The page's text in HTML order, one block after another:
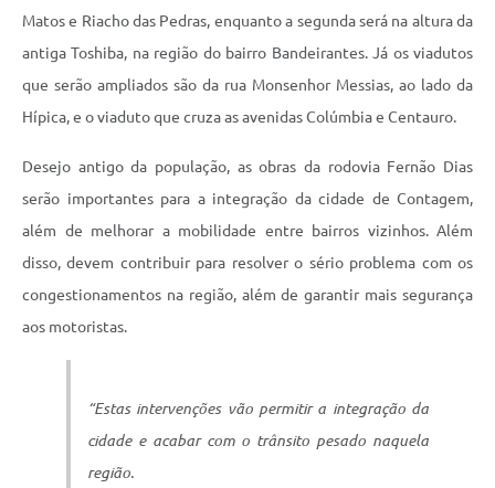
Matos e Riacho das Pedras, enquanto a segunda será na altura da
antiga Toshiba, na região do bairro Bandeirantes. Já os viadutos
que serão ampliados são da rua Monsenhor Messias, ao lado da
Hípica, e o viaduto que cruza as avenidas Colúmbia e Centauro.
Desejo antigo da população, as obras da rodovia Fernão Dias
serão importantes para a integração da cidade de Contagem,
além de melhorar a mobilidade entre bairros vizinhos. Além
disso, devem contribuir para resolver o sério problema com os
congestionamentos na região, além de garantir mais segurança
aos motoristas.
“Estas intervenções vão permitir a integração da
cidade e acabar com o trânsito pesado naquela
região.